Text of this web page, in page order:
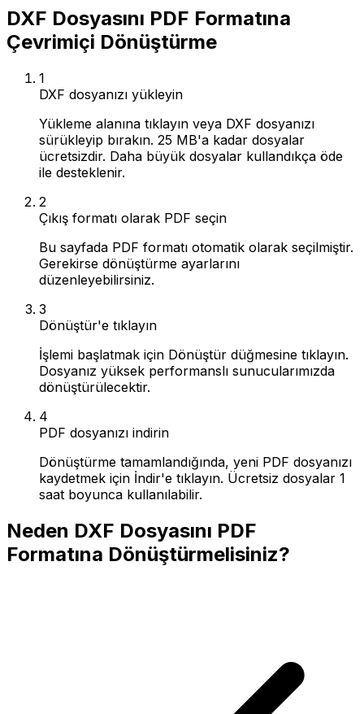
DXF Dosyasını PDF Formatına
Çevrimiçi Dönüştürme
1
DXF dosyanızı yükleyin
Yükleme alanına tıklayın veya DXF dosyanızı
sürükleyip bırakın. 25 MB'a kadar dosyalar
ücretsizdir. Daha büyük dosyalar kullandıkça öde
ile desteklenir.
2
Çıkış formatı olarak PDF seçin
Bu sayfada PDF formatı otomatik olarak seçilmiştir.
Gerekirse dönüştürme ayarlarını
düzenleyebilirsiniz.
3
Dönüştür'e tıklayın
İşlemi başlatmak için Dönüştür düğmesine tıklayın.
Dosyanız yüksek performanslı sunucularımızda
dönüştürülecektir.
4
PDF dosyanızı indirin
Dönüştürme tamamlandığında, yeni PDF dosyanızı
kaydetmek için İndir'e tıklayın. Ücretsiz dosyalar 1
saat boyunca kullanılabilir.
Neden DXF Dosyasını PDF
Formatına Dönüştürmelisiniz?